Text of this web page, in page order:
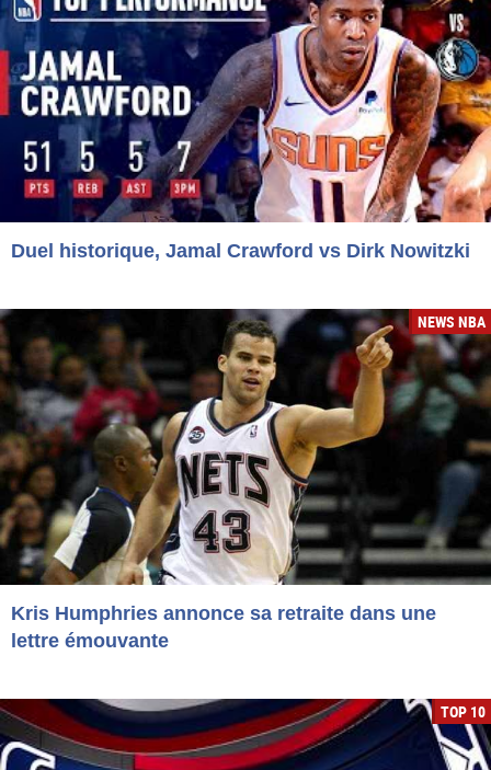
Duel historique, Jamal Crawford vs Dirk Nowitzki
NEWS NBA
Kris Humphries annonce sa retraite dans une
lettre émouvante
TOP 10